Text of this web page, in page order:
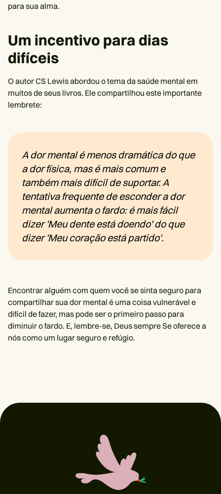
para sua alma.
Um incentivo para dias
difíceis
O autor CS Lewis abordou o tema da saúde mental em
muitos de seus livros. Ele compartilhou este importante
lembrete:
A dor mental é menos dramática do que
a dor física, mas é mais comum e
também mais difícil de suportar. A
tentativa frequente de esconder a dor
mental aumenta o fardo: é mais fácil
dizer 'Meu dente está doendo' do que
dizer 'Meu coração está partido'.
Encontrar alguém com quem você se sinta seguro para
compartilhar sua dor mental é uma coisa vulnerável e
difícil de fazer, mas pode ser o primeiro passo para
diminuir o fardo. E, lembre-se, Deus sempre Se oferece a
nós como um lugar seguro e refúgio.